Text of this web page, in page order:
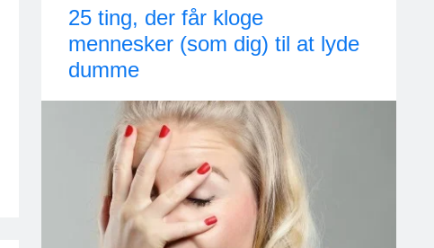
25 ting, der får kloge
mennesker (som dig) til at lyde
dumme